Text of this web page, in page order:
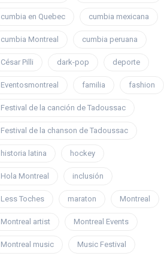
cumbia en Quebec cumbia mexicana
cumbia Montreal cumbia peruana
César Pilli dark-pop deporte
Eventosmontreal familia fashion
Festival de la canción de Tadoussac
Festival de la chanson de Tadoussac
historia latina hockey
Hola Montreal inclusión
Less Toches maraton Montreal
Montreal artist Montreal Events
Montreal music Music Festival